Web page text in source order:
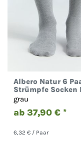
Albero Natur 6
Strümpfe Socken
Baumwolle Damen
Herren 2301
grau
ab 37,90 € *
6,32 € / Paar